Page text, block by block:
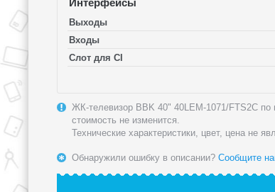
Интерфейсы
Выходы
Входы
Слот для CI
ЖК-телевизор BBK 40" 40LEM-1071/FTS2C по
стоимость не изменится.
Технические характеристики, цвет, цена не
Обнаружили ошибку в описании? Сообщите